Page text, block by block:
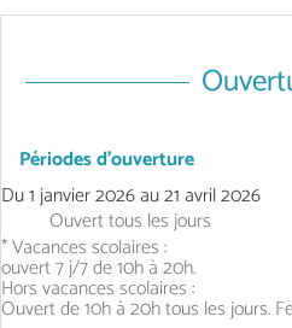
Périodes d'ouverture
Du1 janvier 2026au21 avril 2026
Ouverttous les jours
* Vacances scolaires :
ouvert 7 j/7 de 10h à 20h.
Hors vacances scolaires :
Ouvert de 10h à 20h tous les jours.